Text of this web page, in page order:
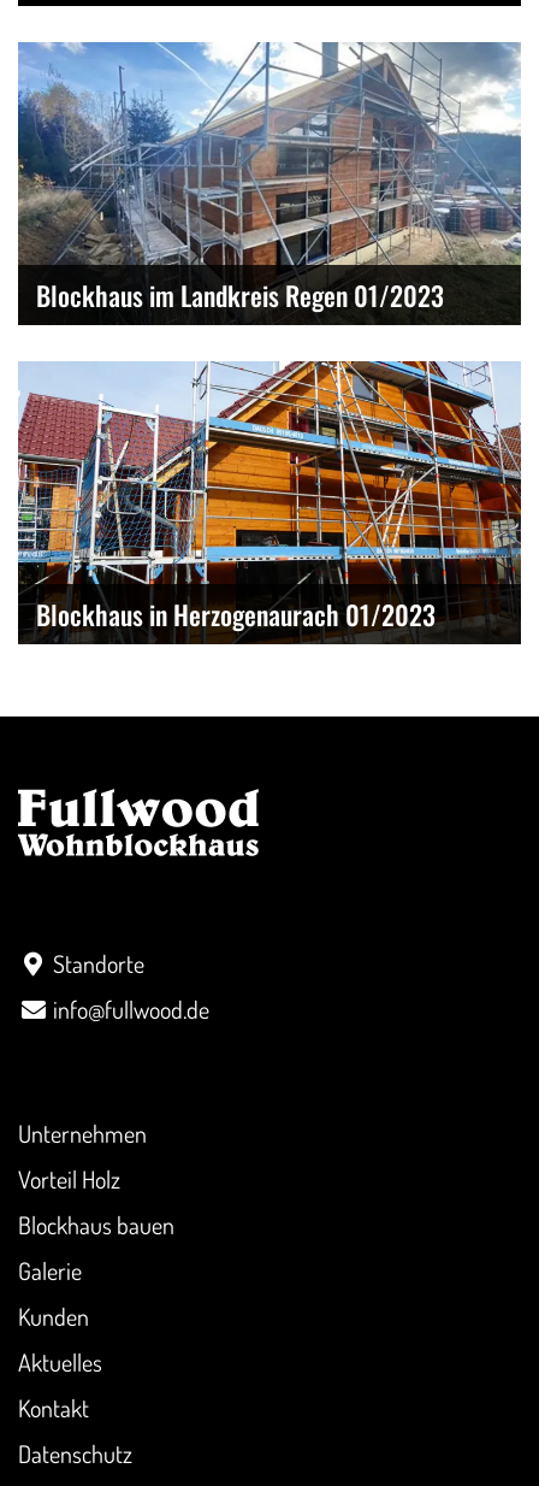
Blockhaus im Landkreis Regen 01/2023
Blockhaus in Herzogenaurach 01/2023
Standorte
info@fullwood.de
Unternehmen
Vorteil Holz
Blockhaus bauen
Galerie
Kunden
Aktuelles
Kontakt
Datenschutz